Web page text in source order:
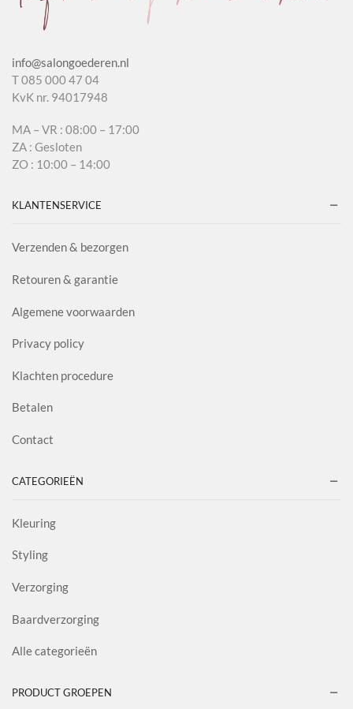
info@salongoederen.nl
T 085 000 47 04
KvK nr. 94017948
MA – VR : 08:00 – 17:00
ZA : Gesloten
ZO : 10:00 – 14:00
KLANTENSERVICE
Verzenden & bezorgen
Retouren & garantie
Algemene voorwaarden
Privacy policy
Klachten procedure
Betalen
Contact
CATEGORIEËN
Kleuring
Styling
Verzorging
Baardverzorging
Alle categorieën
PRODUCT GROEPEN